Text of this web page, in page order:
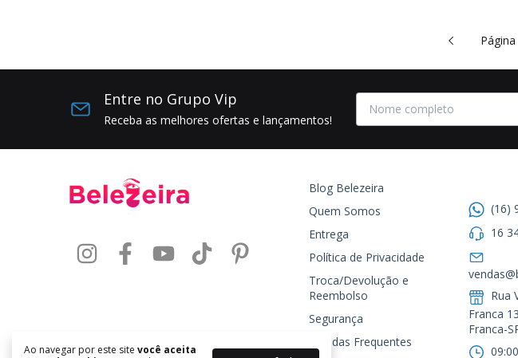
Ao navegar por este site você aceita
Página
Entre no Grupo Vip
Receba as melhores ofertas e lançamentos!
Blog Belezeira
Quem Somos
Entrega
Política de Privacidade
Troca/Devolução e
Reembolso
Segurança
Dúvidas Frequentes
(16)
16
Rua
Franca
Franca-SP.ㅤㅤㅤㅤㅤㅤㅤㅤ